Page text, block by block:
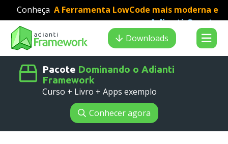
Conheça A Ferramenta LowCode mais moderna e
veloz para desenvolvimento PHP:Adianti Creator
Downloads
Pacote Dominando o Adianti
Framework
Curso + Livro + Apps exemplo
Conhecer agora
Search results